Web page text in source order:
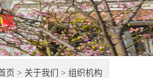
页 > 关于我们 > 组织机构